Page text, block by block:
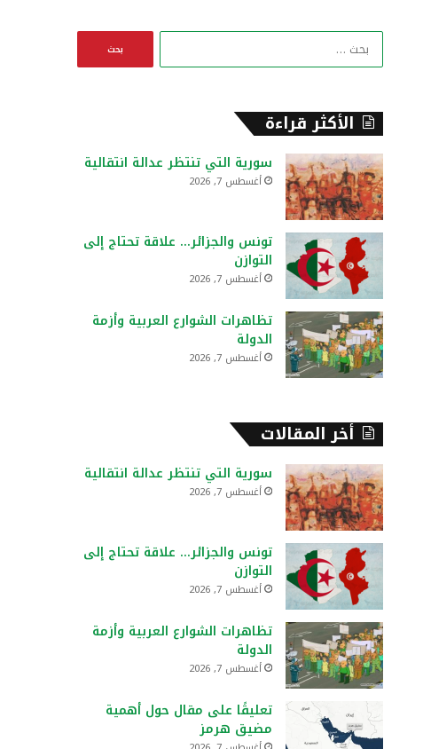
ا
:
الأكثر قراءة
سورية التي تنتظر عدالة انتقالية
أغسطس 7, 2026
تونس والجزائر… علاقة تحتاج إلى
التوازن
أغسطس 7, 2026
تظاهرات الشوارع العربية وأزمة
الدولة
أغسطس 7, 2026
أخر المقالات
سورية التي تنتظر عدالة انتقالية
أغسطس 7, 2026
تونس والجزائر… علاقة تحتاج إلى
التوازن
أغسطس 7, 2026
تظاهرات الشوارع العربية وأزمة
الدولة
أغسطس 7, 2026
تعليقًا على مقال حول أهمية
مضيق هرمز